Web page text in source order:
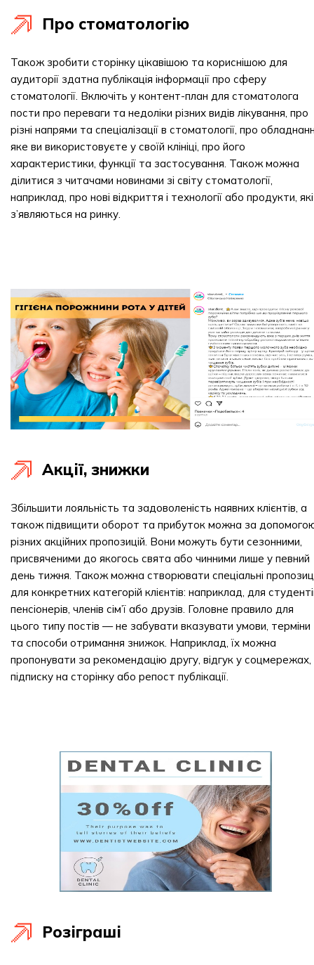
Про стоматологію
Також зробити сторінку цікавішою та кориснішою для
аудиторії здатна публікація інформації про сферу
стоматології. Включіть у контент-план для стоматолога
пости про переваги та недоліки різних видів лікування, про
різні напрями та спеціалізації в стоматології, про
яке ви використовуєте у своїй клініці, про його
характеристики, функції та застосування. Також можна
ділитися з читачами новинами зі світу стоматології,
наприклад, про нові відкриття і технології або продукти, які
з’являються на ринку.
Акції, знижки
Збільшити лояльність та задоволеність наявних клієнтів, а
також підвищити оборот та прибуток можна за
різних акційних пропозицій. Вони можуть бути сезонними,
присвяченими до якогось свята або чинними лише у певний
день тижня. Також можна створювати спеціальні
для конкретних категорій клієнтів: наприклад, для
пенсіонерів, членів сім’ї або друзів. Головне правило для
цього типу постів — не забувати вказувати умови, терміни
та способи отримання знижок. Наприклад, їх можна
пропонувати за рекомендацію другу, відгук у соцмережах,
підписку на сторінку або репост публікації.
Розіграші